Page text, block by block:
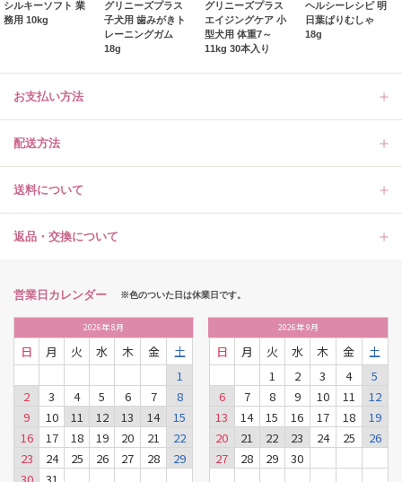
シルキーソフト 業
務用 10kg
グリニーズプラス
子犬用 歯みがきト
レーニングガム
18g
グリニーズプラス
エイジングケア 小
型犬用 体重7～
11kg 30本入り
ヘルシーレシピ 明
日葉ぱりむしゃ
18g
お支払い方法
配送方法
送料について
返品・交換について
営業日カレンダー ※色のついた日は休業日です。
2026年8月
日 月 火 水 木 金
土
1
2
3 4 5 6 7
8
9
10 11 12 13 14
15
16
17 18 19 20 21
22
23
24 25 26 27 28
29
2026年9月
日 月 火 水 木 金
土
1
2 3 4
5
6
7 8 9 10 11
12
13
14 15 16 17 18
19
20
21 22 23 24 25
26
27
28 29 30